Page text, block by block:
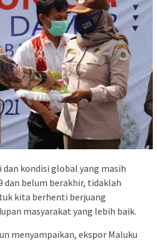
kondisi global yang masih
dan belum berakhir, tidaklah
kita berhenti berjuang
masyarakat yang lebih baik.
menyampaikan, ekspor Maluku